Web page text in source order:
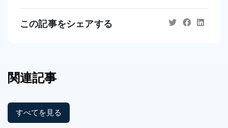
この記事をシェアする
関連記事
すべてを見る